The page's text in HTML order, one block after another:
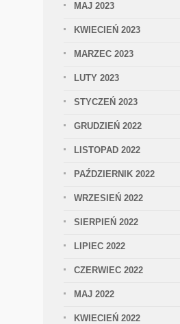
MAJ 2023
KWIECIEŃ 2023
MARZEC 2023
LUTY 2023
STYCZEŃ 2023
GRUDZIEŃ 2022
LISTOPAD 2022
PAŹDZIERNIK 2022
WRZESIEŃ 2022
SIERPIEŃ 2022
LIPIEC 2022
CZERWIEC 2022
MAJ 2022
KWIECIEŃ 2022